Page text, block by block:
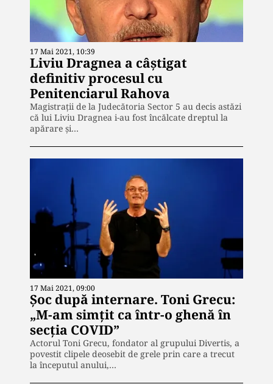
17 Mai 2021, 10:39
Liviu Dragnea a câștigat
definitiv procesul cu
Penitenciarul Rahova
Magistrații de la Judecătoria Sector 5 au decis astăzi
că lui Liviu Dragnea i-au fost încălcate dreptul la
apărare și…
17 Mai 2021, 09:00
Șoc după internare. Toni Grecu:
„M-am simțit ca într-o ghenă în
secția COVID”
Actorul Toni Grecu, fondator al grupului Divertis, a
povestit clipele deosebit de grele prin care a trecut
la începutul anului,…